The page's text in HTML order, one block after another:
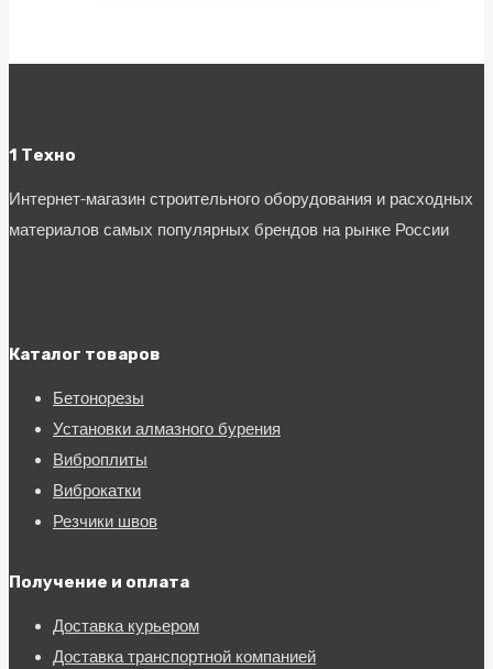
1 Техно
Интернет-магазин строительного оборудования и расходных
материалов самых популярных брендов на рынке России
Каталог товаров
Бетонорезы
Установки алмазного бурения
Виброплиты
Виброкатки
Резчики швов
Получение и оплата
Доставка курьером
Доставка транспортной компанией